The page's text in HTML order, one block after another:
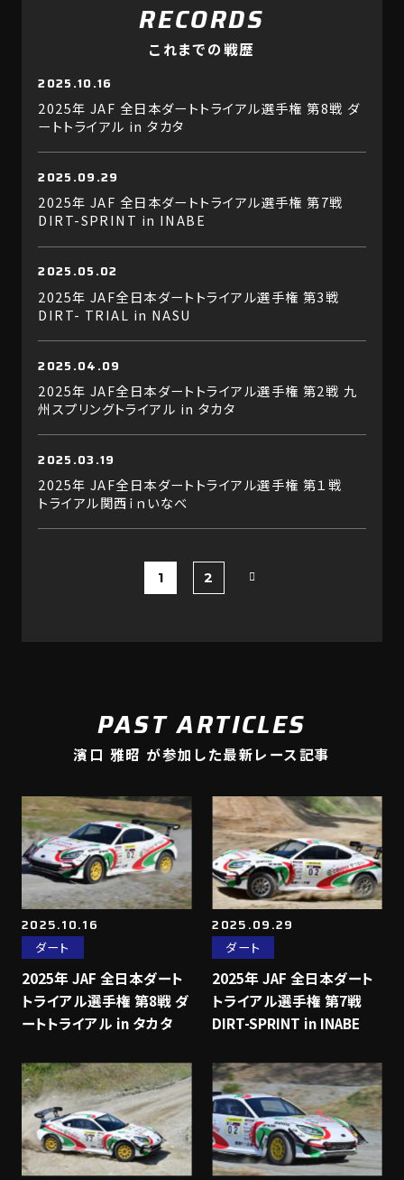
RECORDS
これまでの戦歴
2025.10.16
2025年 JAF 全日本ダートトライアル選手権 第8戦 ダ
ートトライアル in タカタ
2025.09.29
2025年 JAF 全日本ダートトライアル選手権 第7戦
DIRT-SPRINT in INABE
2025.05.02
2025年 JAF全日本ダートトライアル選手権 第3戦
DIRT- TRIAL in NASU
2025.04.09
2025年 JAF全日本ダートトライアル選手権 第2戦 九
州スプリングトライアル in タカタ
2025.03.19
2025年 JAF全日本ダートトライアル選手権 第１戦
トライアル関西ｉｎいなべ
1 2
PAST ARTICLES
濱口 雅昭 が参加した最新レース記事
2025.10.16
ダート
2025年 JAF 全日本ダート
トライアル選手権 第8戦 ダ
ートトライアル in タカタ
2025.09.29
ダート
2025年 JAF 全日本ダート
トライアル選手権 第7戦
DIRT-SPRINT in INABE